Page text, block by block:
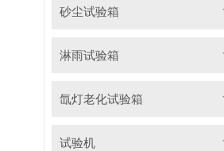
砂尘试验箱
淋雨试验箱
氙灯老化试验箱
试验机